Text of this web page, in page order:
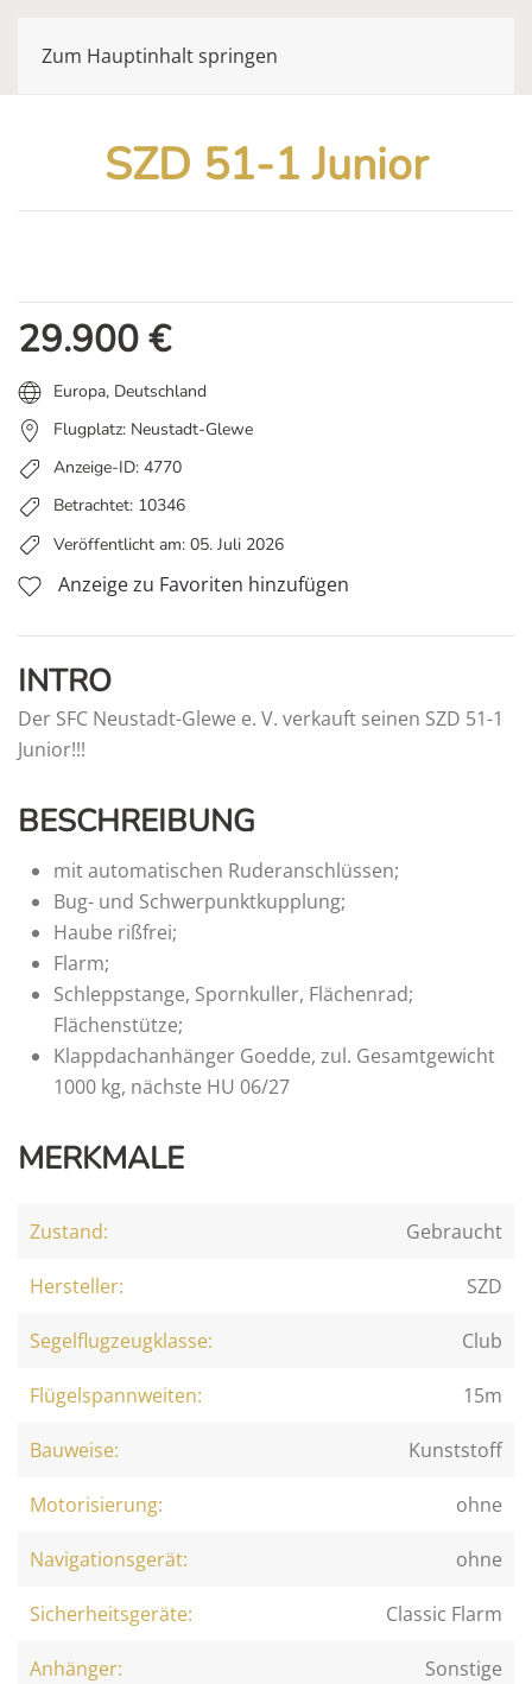
Zum Hauptinhalt springen
SZD 51-1 Junior
29.900€
Europa, Deutschland
Flugplatz: Neustadt-Glewe
Anzeige-ID: 4770
Betrachtet: 10346
Veröffentlicht am: 05. Juli 2026
Anzeige zu Favoriten hinzufügen
INTRO
Der SFC Neustadt-Glewe e. V. verkauft seinen SZD 51-1
Junior!!!
BESCHREIBUNG
mit automatischen Ruderanschlüssen;
Bug- und Schwerpunktkupplung;
Haube rißfrei;
Flarm;
Schleppstange, Spornkuller, Flächenrad;
Flächenstütze;
Klappdachanhänger Goedde, zul. Gesamtgewicht
1000 kg, nächste HU 06/27
MERKMALE
Zustand: Gebraucht
Hersteller: SZD
Segelflugzeugklasse: Club
Flügelspannweiten: 15m
Bauweise: Kunststoff
Motorisierung: ohne
Navigationsgerät: ohne
Sicherheitsgeräte: Classic Flarm
Anhänger: Sonstige